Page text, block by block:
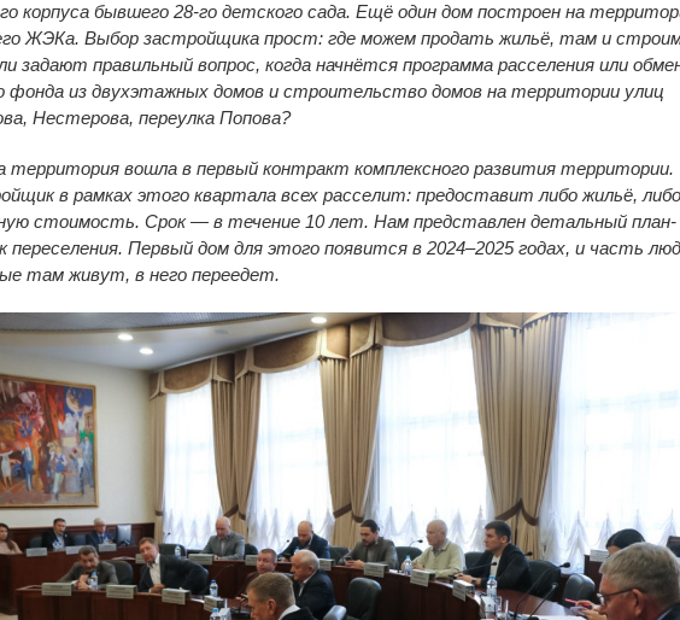
корпуса бывшего 28-го детского сада. Ещё один дом построен на
ЖЭКа. Выбор застройщика прост: где можем продать жильё, там и
задают правильный вопрос, когда начнётся программа расселения или
фонда из двухэтажных домов и строительство домов на территории улиц
Нестерова, переулка Попова?
вошла в первый контракт комплексного развития территории.
в рамках этого квартала всех расселит: предоставит либо жильё, либо
стоимость. Срок — в течение 10 лет. Нам представлен детальный план-
переселения. Первый дом для этого появится в 2024–2025 годах, и часть
там живут, в него переедет.